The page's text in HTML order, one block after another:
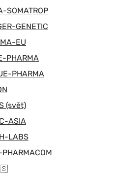
GENETIC
EU
PHARMA
PHARMA
(svět)
ASIA
LABS